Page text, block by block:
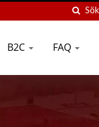
B2C FAQ